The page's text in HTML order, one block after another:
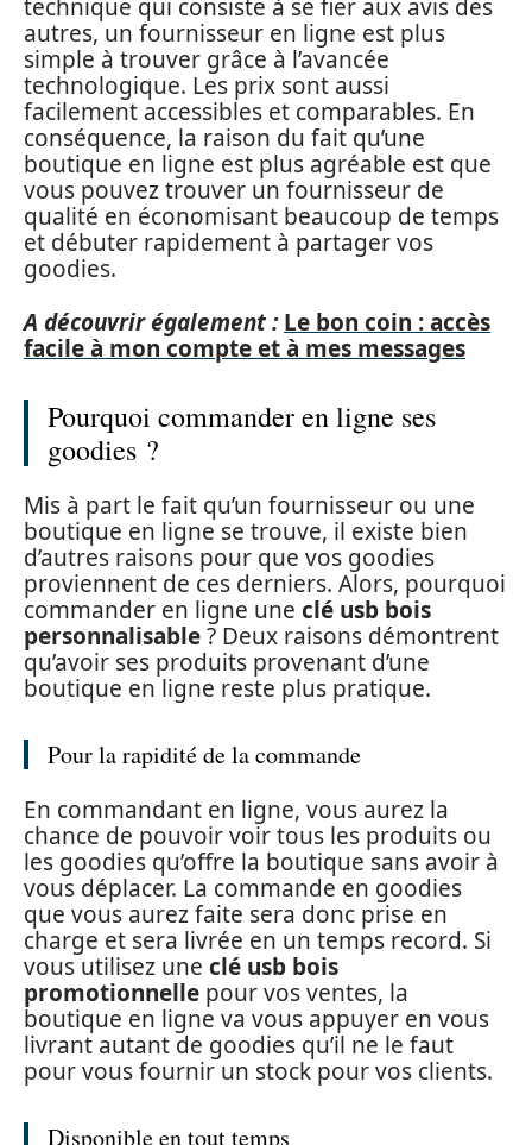
technique qui consiste à se fier aux avis des
autres, un fournisseur en ligne est plus
simple à trouver grâce à l’avancée
technologique. Les prix sont aussi
facilement accessibles et comparables. En
conséquence, la raison du fait qu’une
boutique en ligne est plus agréable est que
vous pouvez trouver un fournisseur de
qualité en économisant beaucoup de temps
et débuter rapidement à partager vos
goodies.
A découvrir également : Le bon coin : accès
facile à mon compte et à mes messages
Pourquoi commander en ligne ses
goodies ?
Mis à part le fait qu’un fournisseur ou une
boutique en ligne se trouve, il existe bien
d’autres raisons pour que vos goodies
proviennent de ces derniers. Alors, pourquoi
commander en ligne une clé usb bois
personnalisable? Deux raisons démontrent
qu’avoir ses produits provenant d’une
boutique en ligne reste plus pratique.
Pour la rapidité de la commande
En commandant en ligne, vous aurez la
chance de pouvoir voir tous les produits ou
les goodies qu’offre la boutique sans avoir à
vous déplacer. La commande en goodies
que vous aurez faite sera donc prise en
charge et sera livrée en un temps record. Si
vous utilisez une clé usb bois
promotionnelle pour vos ventes, la
boutique en ligne va vous appuyer en vous
livrant autant de goodies qu’il ne le faut
pour vous fournir un stock pour vos clients.
Disponible en tout temps